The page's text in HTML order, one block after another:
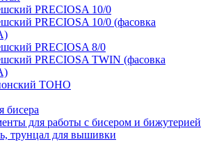
PRECIOSA 10/0
PRECIOSA 10/0 (фасовка
PRECIOSA 8/0
PRECIOSA TWIN (фасовка
TOHO
бисера
для работы с бисером и бижутерией
трунцал для вышивки